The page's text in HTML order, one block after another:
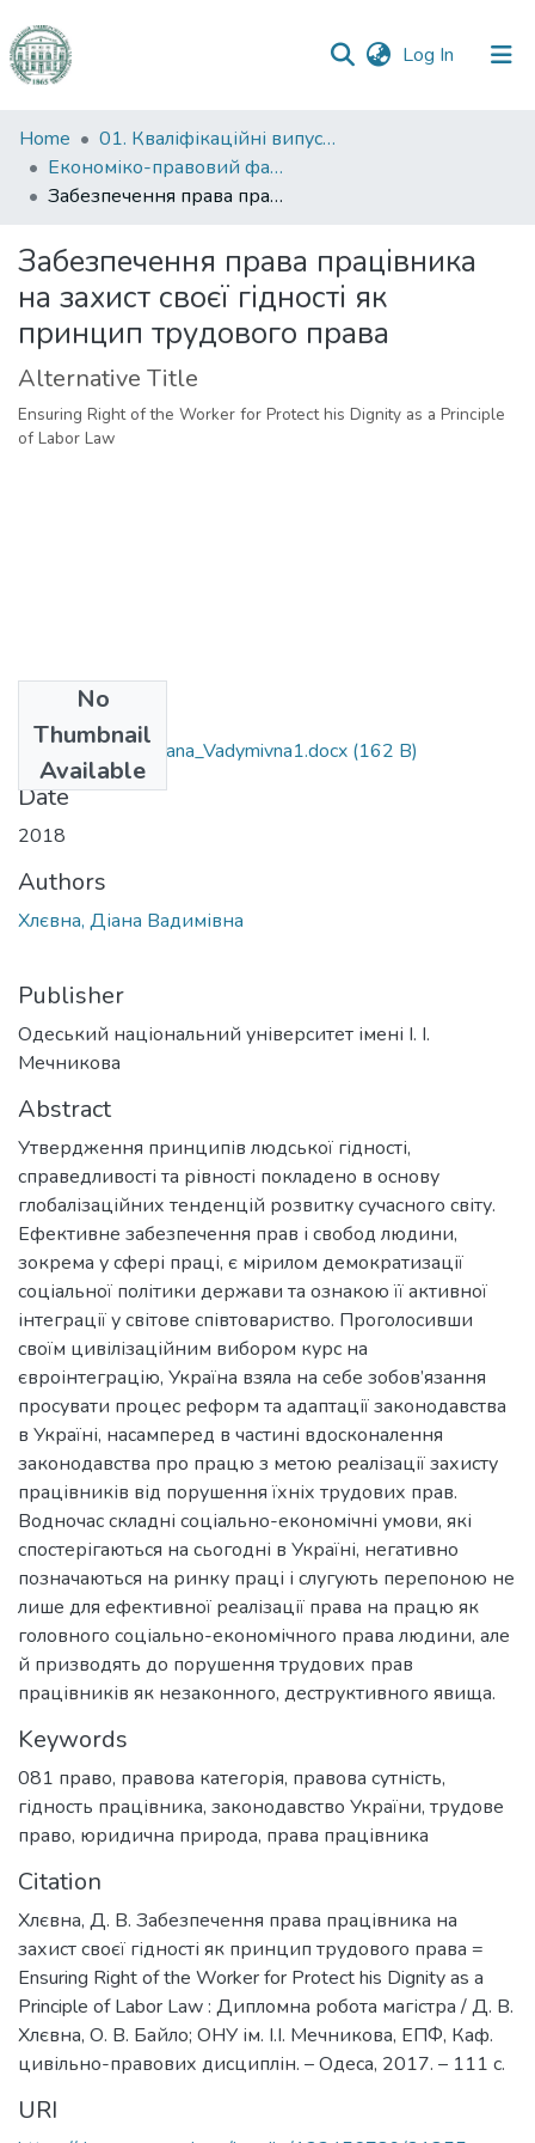
Log In (current)
Communities
&
Collections
Statistics
Home
01. Кваліфікаційні випускні роботи здобувачів вищої освіти
Економіко-правовий факультет
Забезпечення права працівника на захист своєї гідності як принцип трудового права
Забезпечення права працівника
на захист своєї гідності як
принцип трудового права
Alternative Title
Ensuring Right of the Worker for Protect his Dignity as a Principle
of Labor Law
No
Thumbnail
Available
~$1_Khlyevna_Diana_Vadymivna1.docx (162 B)
Date
2018
Authors
Хлєвна, Діана Вадимівна
Publisher
Одеський національний університет імені І. І.
Мечникова
Abstract
Утвердження принципів людської гідності,
справедливості та рівності покладено в основу
глобалізаційних тенденцій розвитку сучасного світу.
Ефективне забезпечення прав і свобод людини,
зокрема у сфері праці, є мірилом демократизації
соціальної політики держави та ознакою її активної
інтеграції у світове співтовариство. Проголосивши
своїм цивілізаційним вибором курс на
євроінтеграцію, Україна взяла на себе зобов’язання
просувати процес реформ та адаптації законодавства
в Україні, насамперед в частині вдосконалення
законодавства про працю з метою реалізації захисту
працівників від порушення їхніх трудових прав.
Водночас складні соціально-економічні умови, які
спостерігаються на сьогодні в Україні, негативно
позначаються на ринку праці і слугують перепоною не
лише для ефективної реалізації права на працю як
головного соціально-економічного права людини, але
й призводять до порушення трудових прав
працівників як незаконного, деструктивного явища.
Keywords
081 право, правова категорія, правова сутність,
гідность працівника, законодавство України, трудове
право, юридична природа, права працівника
Citation
Хлєвна, Д. В. Забезпечення права працівника на
захист своєї гідності як принцип трудового права =
Ensuring Right of the Worker for Protect his Dignity as a
Principle of Labor Law : Дипломна робота магістра / Д. В.
Хлєвна, О. В. Байло; ОНУ ім. І.І. Мечникова, ЕПФ, Каф.
цивільно-правових дисциплін. – Одеса, 2017. – 111 с.
URI